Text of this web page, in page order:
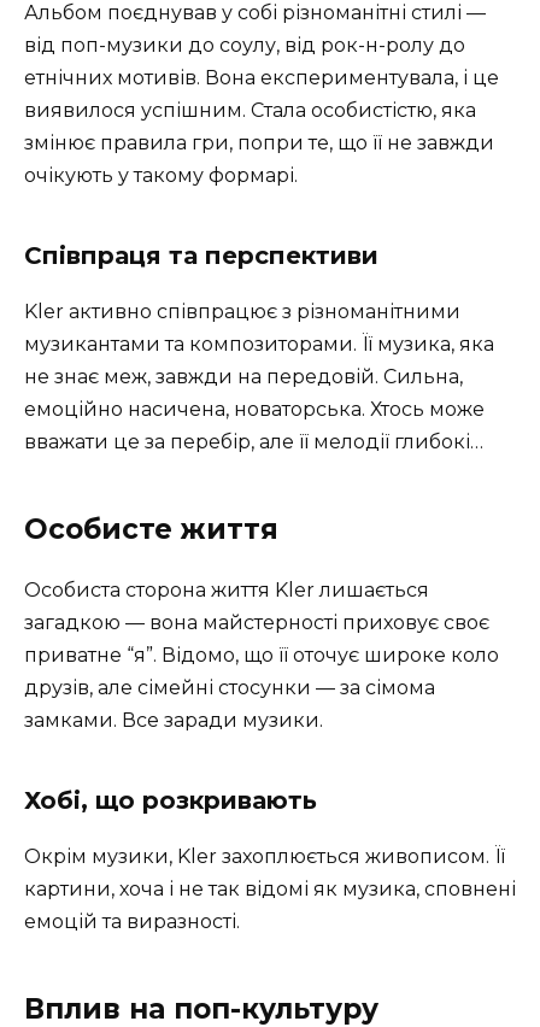
Альбом поєднував у собі різноманітні стилі —
від поп-музики до соулу, від рок-н-ролу до
етнічних мотивів. Вона експериментувала, і це
виявилося успішним. Стала особистістю, яка
змінює правила гри, попри те, що її не завжди
очікують у такому формарі.
Співпраця та перспективи
Kler активно співпрацює з різноманітними
музикантами та композиторами. Її музика, яка
не знає меж, завжди на передовій. Сильна,
емоційно насичена, новаторська. Хтось може
вважати це за перебір, але її мелодії глибокі…
Особисте життя
Особиста сторона життя Kler лишається
загадкою — вона майстерності приховує своє
приватне “я”. Відомо, що її оточує широке коло
друзів, але сімейні стосунки — за сімома
замками. Все заради музики.
Хобі, що розкривають
Окрім музики, Kler захоплюється живописом. Її
картини, хоча і не так відомі як музика, сповнені
емоцій та виразності.
Вплив на поп-культуру